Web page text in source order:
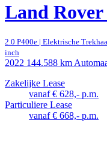
Land Rover
2.0 P400e | Elektrische
inch
2022 144.588 km
Zakelijke Lease
vanaf € 628,- p.m.
Particuliere Lease
vanaf € 668,- p.m.